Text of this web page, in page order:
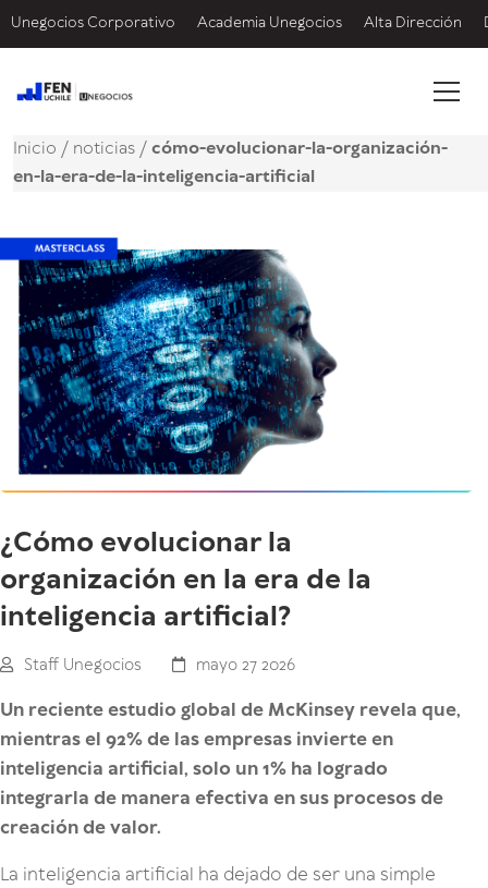
Unegocios Corporativo Academia Unegocios Alta Dirección
Inicio / noticias /cómo-evolucionar-la-organización-
en-la-era-de-la-inteligencia-artificial
¿Cómo evolucionar la
organización en la era de la
inteligencia artificial?
Staff Unegocios mayo 27 2026
Un reciente estudio global de McKinsey revela que,
mientras el 92% de las empresas invierte en
inteligencia artificial, solo un 1% ha logrado
integrarla de manera efectiva en sus procesos de
creación de valor.
La inteligencia artificial ha dejado de ser una simple